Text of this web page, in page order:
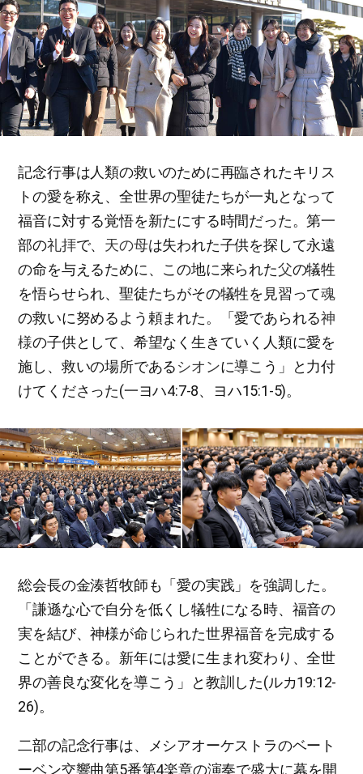
記念行事は人類の救いのために再臨されたキリス
トの愛を称え、全世界の聖徒たちが一丸となって
福音に対する覚悟を新たにする時間だった。第一
部の礼拝で、 天の母は失われた子供を探して永遠
の命を与えるために、この地に来られた父の犠牲
を悟らせられ、聖徒たちがその犠牲を見習って魂
の救いに努めるよう頼まれた。「愛であられる神
様の子供として、希望なく生きていく人類に愛を
施し、救いの場所であるシオンに導こう」と力付
けてくださった(一ヨハ4:7-8、ヨハ15:1-5)。
総会長の金湊哲牧師も「愛の実践」を強調した。
「謙遜な心で自分を低くし犠牲になる時、福音の
実を結び、神様が命じられた世界福音を完成する
ことができる。新年には愛に生まれ変わり、全世
界の善良な変化を導こう」と教訓した(ルカ19:12-
26)。
二部の記念行事は、メシアオーケストラのベート
ーベン交響曲第5番第4楽章の演奏で盛大に幕を開